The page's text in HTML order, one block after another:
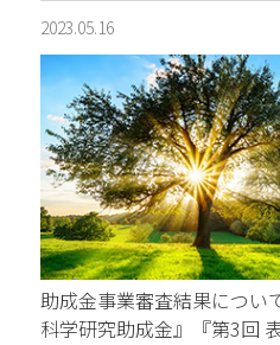
2023.05.16
助成金事業審査結果につい
科学研究助成金』『第3回